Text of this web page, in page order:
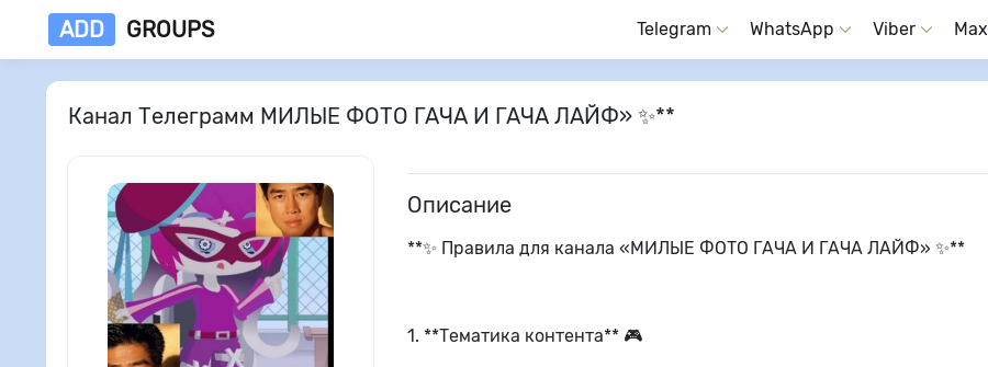
ADD GROUPS Telegram WhatsApp Viber Max
Канал Телеграмм МИЛЫЕ ФОТО ГАЧА И ГАЧА ЛАЙФ» ✨**
Описание
**✨ Правила для канала «МИЛЫЕ ФОТО ГАЧА И ГАЧА ЛАЙФ» ✨**
1. **Тематика контента** 🎮